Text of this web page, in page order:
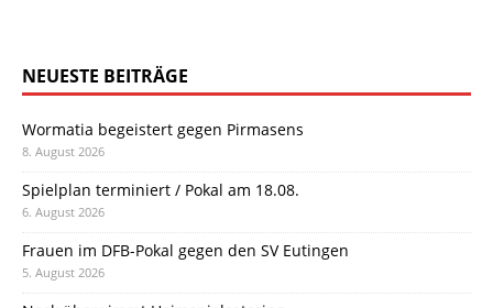
NEUESTE BEITRÄGE
Wormatia begeistert gegen Pirmasens
8. August 2026
Spielplan terminiert / Pokal am 18.08.
6. August 2026
Frauen im DFB-Pokal gegen den SV Eutingen
5. August 2026